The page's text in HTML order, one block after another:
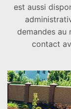
est aussi
demandes au
contact